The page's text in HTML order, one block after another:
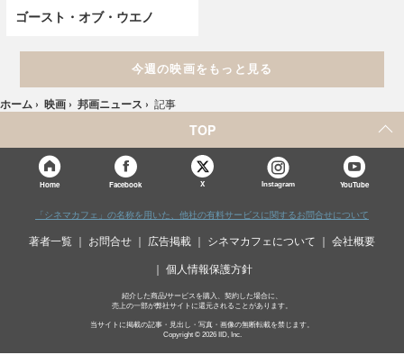
ゴースト・オブ・ウエノ
今週の映画をもっと見る
ホーム › 映画 › 邦画ニュース › 記事
TOP
Home Facebook X Instagram YouTube
「シネマカフェ」の名称を用いた、他社の有料サービスに関するお問合せについて
著者一覧 お問合せ 広告掲載 シネマカフェについて 会社概要
個人情報保護方針
紹介した商品/サービスを購入、契約した場合に、
売上の一部が弊社サイトに還元されることがあります。
当サイトに掲載の記事・見出し・写真・画像の無断転載を禁じます。
Copyright © 2026 IID, Inc.